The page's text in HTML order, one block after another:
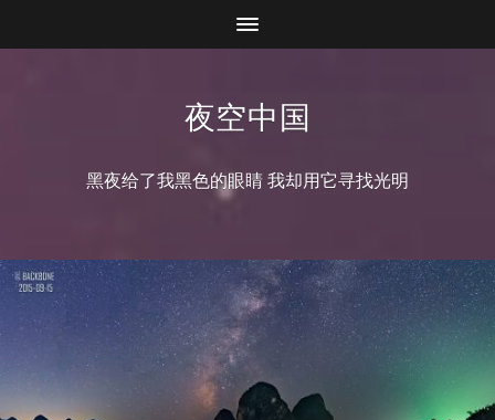
夜空中国
黑夜给了我黑色的眼睛 我却用它寻找光明